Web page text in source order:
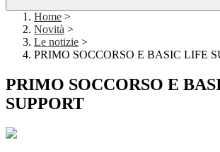
Home >
Novità >
Le notizie >
PRIMO SOCCORSO E BASIC LIFE
PRIMO SOCCORSO E
SUPPORT